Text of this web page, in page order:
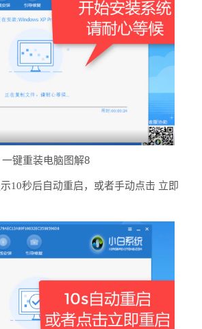
一键重装电脑图解8
10秒后自动重启，或者手动点击 立即